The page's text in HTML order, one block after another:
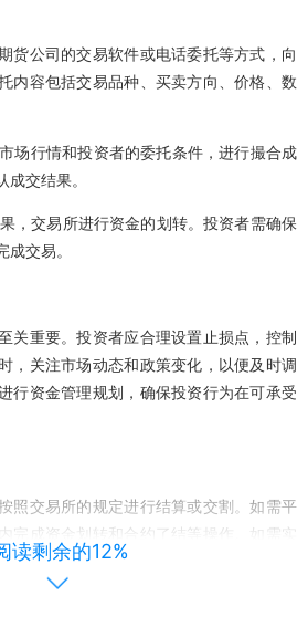
货公司的交易软件或电话委托等方式，向
内容包括交易品种、买卖方向、价格、数
场行情和投资者的委托条件，进行撮合成
交结果。
，交易所进行资金的划转。投资者需确保
交易。
关重要。投资者应合理设置止损点，控制
，关注市场动态和政策变化，以便及时调
行资金管理规划，确保投资行为在可承受
照交易所的规定进行结算或交割。如需平
完成资金划转和合约了结等操作。如需实
规定的方式和标准进行交割。
读剩余的12%